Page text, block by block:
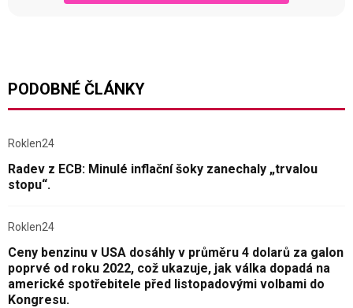
PODOBNÉ ČLÁNKY
Roklen24
Radev z ECB: Minulé inflační šoky zanechaly „trvalou
stopu“.
Roklen24
Ceny benzinu v USA dosáhly v průměru 4 dolarů za galon
poprvé od roku 2022, což ukazuje, jak válka dopadá na
americké spotřebitele před listopadovými volbami do
Kongresu.